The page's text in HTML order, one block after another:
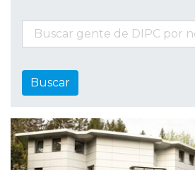
Buscar